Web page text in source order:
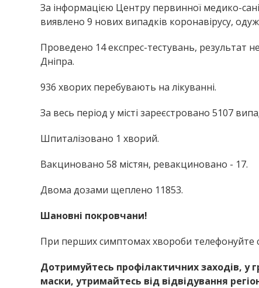
За інформацією Центру первинної медико-
виявлено 9 нових випадків коронавірусу,
Проведено 14 експрес-тестувань, результат
Дніпра.
936 хворих перебувають на лікуванні.
За весь період у місті зареєстровано 5107
Шпиталізовано 1 хворий.
Вакциновано 58 містян, ревакциновано - 17.
Двома дозами щеплено 11853.
Шановні покровчани!
При перших симптомах хвороби телефонуйте
Дотримуйтесь профілактичних заходів, у
маски, утримайтесь від відвідування